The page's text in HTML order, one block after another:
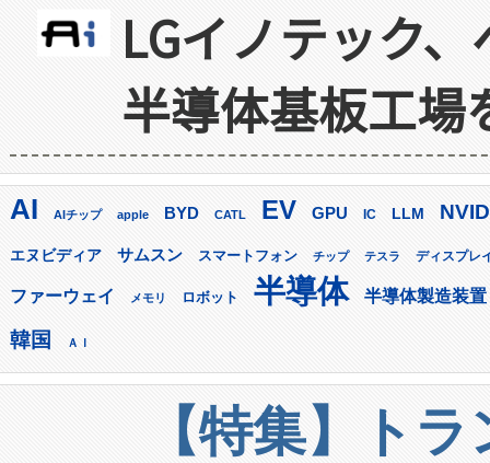
LGイノテック
半導体基板工場
AI AIチップ apple BYD CATL EV GPU IC LLM
エヌビディア サムスン スマートフォン チップ テスラ ディスプレ
ファーウェイ メモリ ロボット 半導体 半導体製造装置
韓国 ＡＩ
【特集】ト